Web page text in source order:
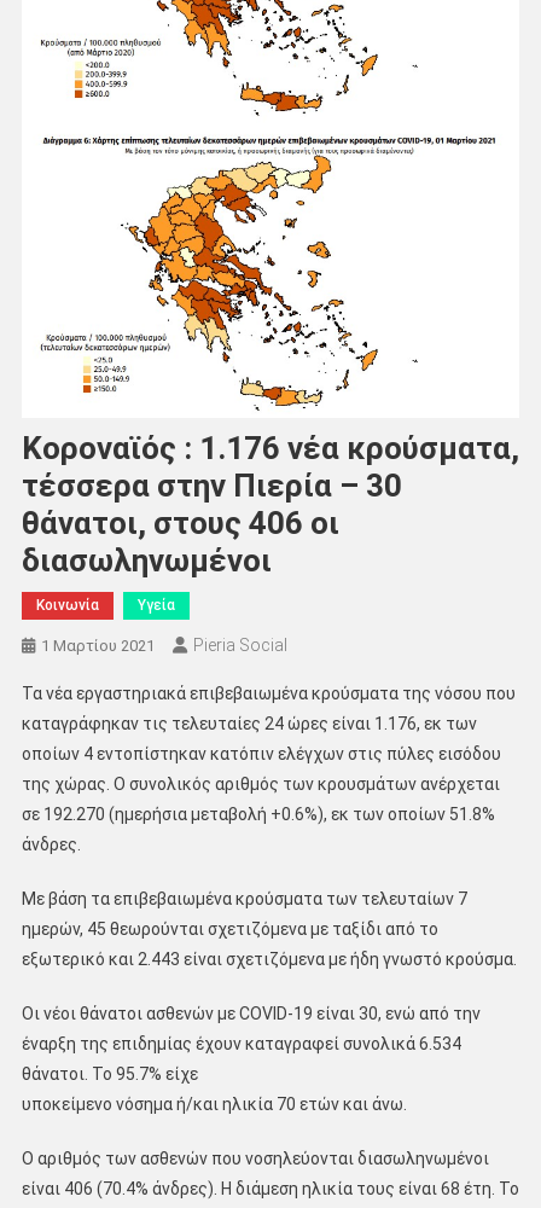
Κοροναϊός : 1.176 νέα κρούσματα,
τέσσερα στην Πιερία – 30
θάνατοι, στους 406 οι
διασωληνωμένοι
Κοινωνία Υγεία
1 Μαρτίου 2021 Pieria Social
Τα νέα εργαστηριακά επιβεβαιωμένα κρούσματα της νόσου που
καταγράφηκαν τις τελευταίες 24 ώρες είναι 1.176, εκ των
οποίων 4 εντοπίστηκαν κατόπιν ελέγχων στις πύλες εισόδου
της χώρας. Ο συνολικός αριθμός των κρουσμάτων ανέρχεται
σε 192.270 (ημερήσια μεταβολή +0.6%), εκ των οποίων 51.8%
άνδρες.
Με βάση τα επιβεβαιωμένα κρούσματα των τελευταίων 7
ημερών, 45 θεωρούνται σχετιζόμενα με ταξίδι από το
εξωτερικό και 2.443 είναι σχετιζόμενα με ήδη γνωστό κρούσμα.
Οι νέοι θάνατοι ασθενών με COVID-19 είναι 30, ενώ από την
έναρξη της επιδημίας έχουν καταγραφεί συνολικά 6.534
θάνατοι. Το 95.7% είχε
υποκείμενο νόσημα ή/και ηλικία 70 ετών και άνω.
Ο αριθμός των ασθενών που νοσηλεύονται διασωληνωμένοι
είναι 406 (70.4% άνδρες). Η διάμεση ηλικία τους είναι 68 έτη. To